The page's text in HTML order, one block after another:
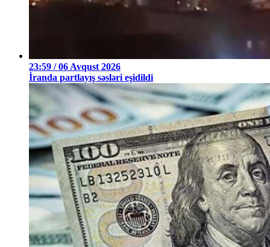
23:59 / 06 Avqust 2026
İranda partlayış səsləri eşidildi